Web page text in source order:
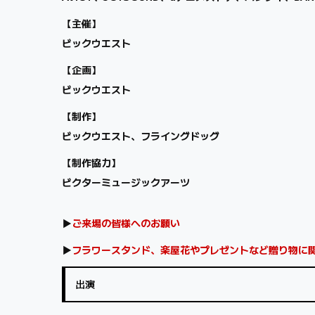
【主催】
ビックウエスト
【企画】
ビックウエスト
【制作】
ビックウエスト、フライングドッグ
【制作協力】
ビクターミュージックアーツ
▶ご来場の皆様へのお願い
▶フラワースタンド、楽屋花やプレゼントなど贈り物に
出演